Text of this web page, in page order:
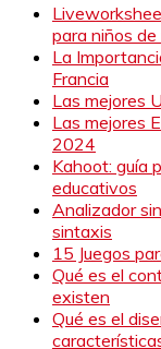
para niños de
La
Francia
Las mejores
Las mejores
2024
Kahoot: guía
educativos
Analizador
sintaxis
15 Juegos
Qué es el
existen
Qué es el